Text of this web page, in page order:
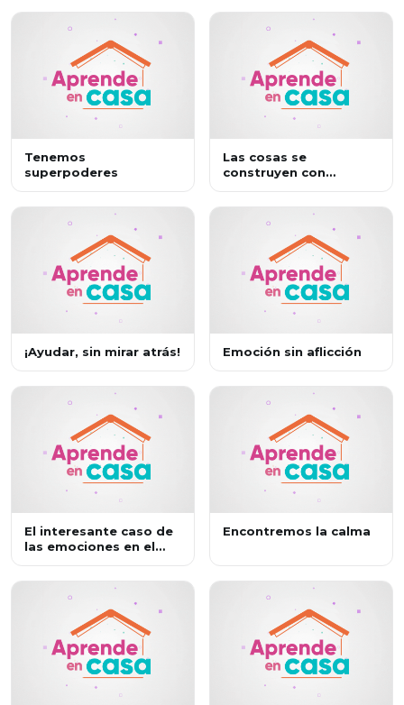
Tenemos
superpoderes
Las cosas se
construyen con
¡Ayudar, sin mirar atrás! Emoción sin aflicción
El interesante caso de
las emociones en el
Encontremos la calma